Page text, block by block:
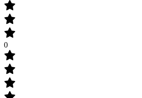
0